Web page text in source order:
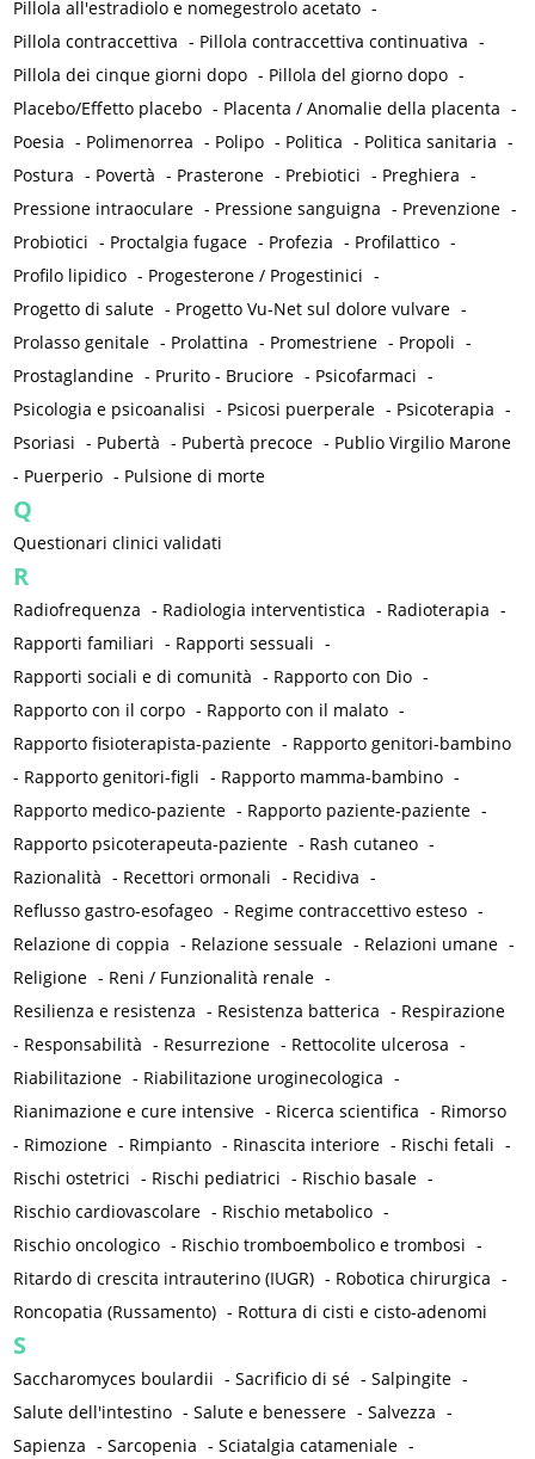
Pillola all'estradiolo e nomegestrolo acetato -
Pillola contraccettiva - Pillola contraccettiva continuativa -
Pillola dei cinque giorni dopo - Pillola del giorno dopo -
Placebo/Effetto placebo - Placenta / Anomalie della placenta -
Poesia - Polimenorrea - Polipo - Politica - Politica sanitaria -
Postura - Povertà - Prasterone - Prebiotici - Preghiera -
Pressione intraoculare - Pressione sanguigna - Prevenzione -
Probiotici - Proctalgia fugace - Profezia - Profilattico -
Profilo lipidico - Progesterone / Progestinici -
Progetto di salute - Progetto Vu-Net sul dolore vulvare -
Prolasso genitale - Prolattina - Promestriene - Propoli -
Prostaglandine - Prurito - Bruciore - Psicofarmaci -
Psicologia e psicoanalisi - Psicosi puerperale - Psicoterapia -
Psoriasi - Pubertà - Pubertà precoce - Publio Virgilio Marone
- Puerperio - Pulsione di morte
Q
Questionari clinici validati
R
Radiofrequenza - Radiologia interventistica - Radioterapia -
Rapporti familiari - Rapporti sessuali -
Rapporti sociali e di comunità - Rapporto con Dio -
Rapporto con il corpo - Rapporto con il malato -
Rapporto fisioterapista-paziente - Rapporto genitori-bambino
- Rapporto genitori-figli - Rapporto mamma-bambino -
Rapporto medico-paziente - Rapporto paziente-paziente -
Rapporto psicoterapeuta-paziente - Rash cutaneo -
Razionalità - Recettori ormonali - Recidiva -
Reflusso gastro-esofageo - Regime contraccettivo esteso -
Relazione di coppia - Relazione sessuale - Relazioni umane -
Religione - Reni / Funzionalità renale -
Resilienza e resistenza - Resistenza batterica - Respirazione
- Responsabilità - Resurrezione - Rettocolite ulcerosa -
Riabilitazione - Riabilitazione uroginecologica -
Rianimazione e cure intensive - Ricerca scientifica - Rimorso
- Rimozione - Rimpianto - Rinascita interiore - Rischi fetali -
Rischi ostetrici - Rischi pediatrici - Rischio basale -
Rischio cardiovascolare - Rischio metabolico -
Rischio oncologico - Rischio tromboembolico e trombosi -
Ritardo di crescita intrauterino (IUGR) - Robotica chirurgica -
Roncopatia (Russamento) - Rottura di cisti e cisto-adenomi
S
Saccharomyces boulardii -Sacrificio di sé -Salpingite -
Salute dell'intestino -Salute e benessere -Salvezza -
Sapienza -Sarcopenia -Sciatalgia catameniale -